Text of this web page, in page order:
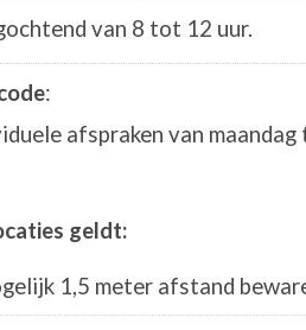
van 8 tot 12 uur.
:
afspraken van
geldt:
1,5 meter afstand